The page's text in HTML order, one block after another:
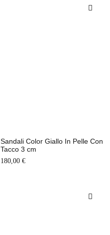
Sandali Color Giallo In Pelle Con
Tacco 3 cm
180,00 €